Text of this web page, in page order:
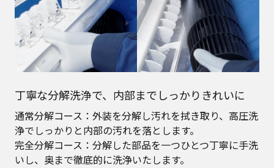
丁寧な分解洗浄で、内部までしっかりきれいに
通常分解コース：外装を分解し汚れを拭き取り、高圧洗
浄でしっかりと内部の汚れを落とします。
完全分解コース：分解した部品を一つひとつ丁寧に手洗
いし、奥まで徹底的に洗浄いたします。